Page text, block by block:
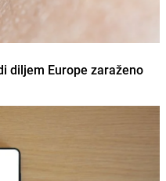
diljem Europe zaraženo